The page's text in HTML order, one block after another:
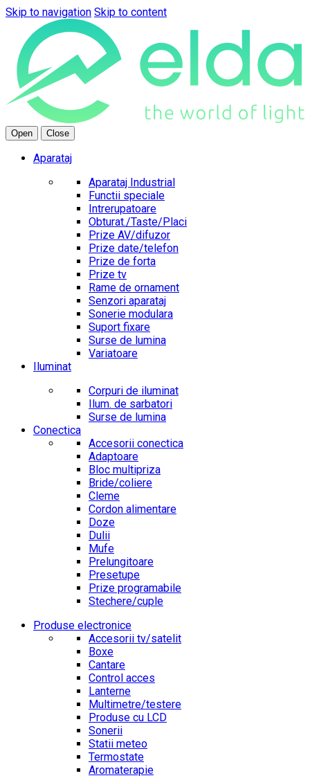
Skip to navigation Skip to content
Open Close
Aparataj
Aparataj Industrial
Functii speciale
Intrerupatoare
Obturat./Taste/Placi
Prize AV/difuzor
Prize date/telefon
Prize de forta
Prize tv
Rame de ornament
Senzori aparataj
Sonerie modulara
Suport fixare
Surse de lumina
Variatoare
Iluminat
Corpuri de iluminat
Ilum. de sarbatori
Surse de lumina
Conectica
Accesorii conectica
Adaptoare
Bloc multipriza
Bride/coliere
Cleme
Cordon alimentare
Doze
Dulii
Mufe
Prelungitoare
Presetupe
Prize programabile
Stechere/cuple
Produse electronice
Accesorii tv/satelit
Boxe
Cantare
Control acces
Lanterne
Multimetre/testere
Produse cu LCD
Sonerii
Statii meteo
Termostate
Aromaterapie